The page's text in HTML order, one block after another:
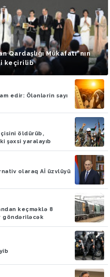
Qardaşlığı Mükafatı”nın
keçirilib
edir: Ölənlərin sayı
öldürüb,
şəxsi yaralayıb
keçməklə 8
göndəriləcək